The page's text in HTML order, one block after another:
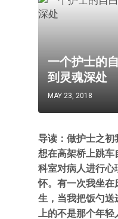
一个护士的
到灵魂深处
MAY 23, 2018
导读：做护士之初
想在高架桥上跳
科室对病人进行心
怀。有一次我坐
生，当我把饭勺送
上的不是那个年轻